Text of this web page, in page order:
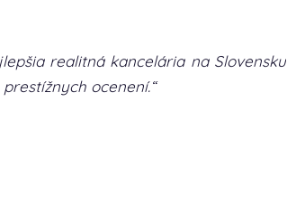
realitná kancelária na Slovensku
ocenení.“